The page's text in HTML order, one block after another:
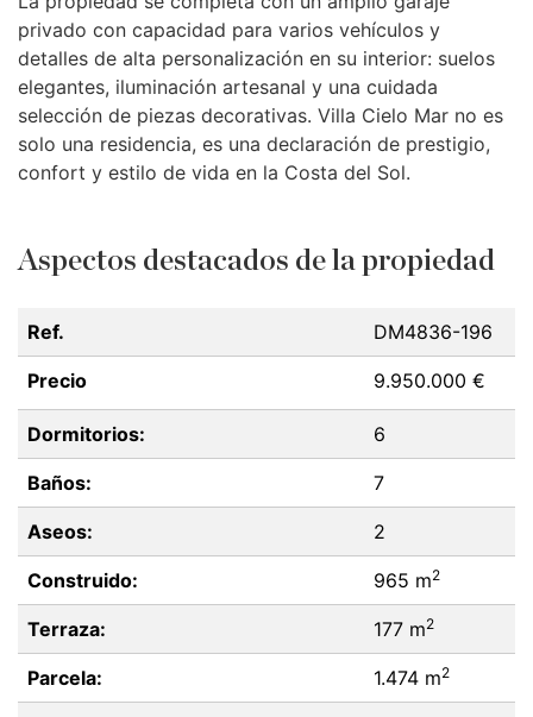
privado con capacidad para varios vehículos y
detalles de alta personalización en su interior: suelos
elegantes, iluminación artesanal y una cuidada
selección de piezas decorativas. Villa Cielo Mar no es
solo una residencia, es una declaración de prestigio,
confort y estilo de vida en la Costa del Sol.
Aspectos destacados de la propiedad
Ref. DM4836-196
Precio 9.950.000 €
Dormitorios: 6
Baños: 7
Aseos: 2
Construido: 965 m2
Terraza: 177 m2
Parcela: 1.474 m2